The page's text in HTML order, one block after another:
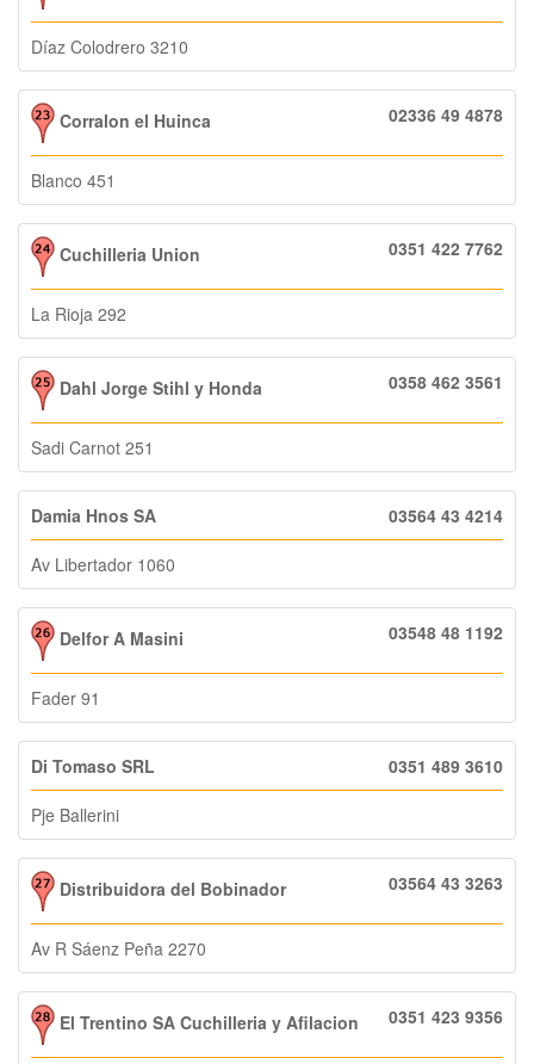
Díaz Colodrero 3210
Corralon el Huinca 02336 49 4878
Blanco 451
Cuchilleria Union 0351 422 7762
La Rioja 292
Dahl Jorge Stihl y Honda 0358 462 3561
Sadi Carnot 251
Damia Hnos SA 03564 43 4214
Av Libertador 1060
Delfor A Masini 03548 48 1192
Fader 91
Di Tomaso SRL 0351 489 3610
Pje Ballerini
Distribuidora del Bobinador 03564 43 3263
Av R Sáenz Peña 2270
El Trentino SA Cuchilleria y Afilacion 0351 423 9356